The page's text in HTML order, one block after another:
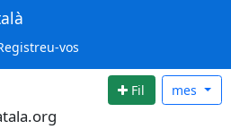
vos
Fil mes